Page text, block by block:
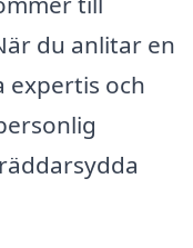
du anlitar en
expertis och